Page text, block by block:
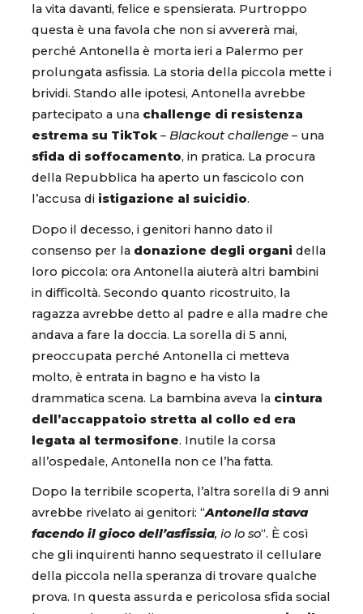
la vita davanti, felice e spensierata. Purtroppo
questa è una favola che non si avvererà mai,
perché Antonella è morta ieri a Palermo per
prolungata asfissia. La storia della piccola mette i
brividi. Stando alle ipotesi, Antonella avrebbe
partecipato a una challenge di resistenza
estrema su TikTok– Blackout challenge – una
sfida di soffocamento, in pratica. La procura
della Repubblica ha aperto un fascicolo con
l’accusa di istigazione al suicidio.
Dopo il decesso, i genitori hanno dato il
consenso per la donazione degli organi della
loro piccola: ora Antonella aiuterà altri bambini
in difficoltà. Secondo quanto ricostruito, la
ragazza avrebbe detto al padre e alla madre che
andava a fare la doccia. La sorella di 5 anni,
preoccupata perché Antonella ci metteva
molto, è entrata in bagno e ha visto la
drammatica scena. La bambina aveva la cintura
dell’accappatoio stretta al collo ed era
legata al termosifone. Inutile la corsa
all’ospedale, Antonella non ce l’ha fatta.
Dopo la terribile scoperta, l’altra sorella di 9 anni
avrebbe rivelato ai genitori: “Antonella stava
facendo il gioco dell’asfissia, io lo so“. È così
che gli inquirenti hanno sequestrato il cellulare
della piccola nella speranza di trovare qualche
prova. In questa assurda e pericolosa sfida social